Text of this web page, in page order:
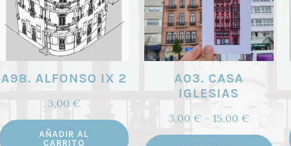
A98. ALFONSO IX 2
3,00 €
AÑADIR AL
CARRITO
A03. CASA
IGLESIAS
3,00 € - 15,00 €Rango
de
Este